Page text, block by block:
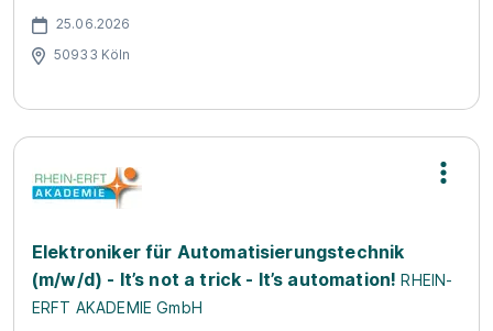
25.06.2026
50933 Köln
Elektroniker für Automatisierungstechnik
(m/w/d) - It’s not a trick - It’s automation! RHEIN-
ERFT AKADEMIE GmbH